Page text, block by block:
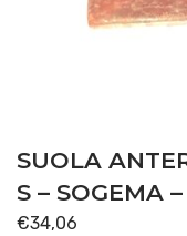
SUOLA
S – SOGEMA
€34,06